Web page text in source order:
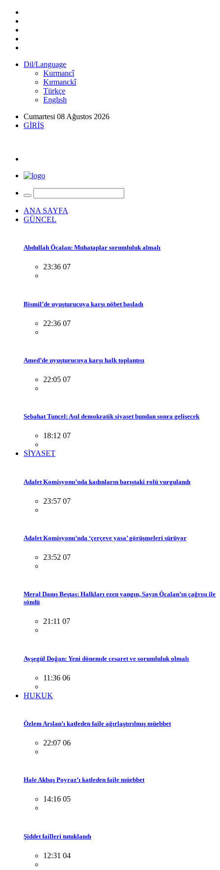
Dil/Language
Kurmancî
Kırmanckî
Türkçe
Englısh
Cumartesi 08 Ağustos 2026
GİRİŞ
ANA SAYFA
GÜNCEL
Abdullah Öcalan: Muhataplar sorumluluk almalı
23:36 07
Bismil’de uyuşturucuya karşı nöbet başladı
22:36 07
Amed’de uyuşturucuya karşı halk toplantısı
22:05 07
Sebahat Tuncel: Asıl demokratik siyaset bundan sonra gelişecek
18:12 07
SİYASET
Adalet Komisyonu’nda kadınların barıştaki rolü vurgulandı
23:57 07
Adalet Komisyonu’nda ‘çerçeve yasa’ görüşmeleri sürüyor
23:52 07
Meral Danış Beştaş: Halkları ezen yangın, Sayın Öcalan’ın çağrısı ile
söndü
21:11 07
Ayşegül Doğan: Yeni dönemde cesaret ve sorumluluk olmalı
11:36 06
HUKUK
Özlem Arslan’ı katleden faile ağırlaştırılmış müebbet
22:07 06
Hale Akbaş Poyraz’ı katleden faile müebbet
14:16 05
Şiddet failleri tutuklandı
12:31 04